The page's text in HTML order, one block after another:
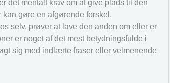
det mentalt krav om at give plads til den
gøre en afgørende forskel.
selv, prøver at lave den anden om eller er
er noget af det mest betydningsfulde i
sig med indlærte fraser eller velmenende